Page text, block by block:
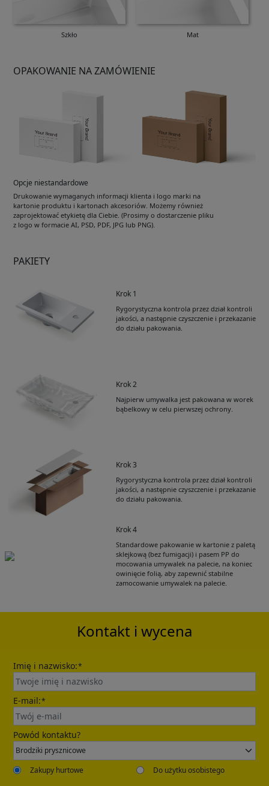
Szkło Mat
OPAKOWANIE NA ZAMÓWIENIE
Opcje niestandardowe
Drukowanie wymaganych informacji klienta i logo marki na
kartonie produktu i kartonach akcesoriów. Możemy również
zaprojektować etykietę dla Ciebie. (Prosimy o dostarczenie pliku
z logo w formacie AI, PSD, PDF, JPG lub PNG).
PAKIETY
Krok 1
Rygorystyczna kontrola przez dział kontroli
jakości, a następnie czyszczenie i przekazanie
do działu pakowania.
Krok 2
Najpierw umywalka jest pakowana w worek
bąbelkowy w celu pierwszej ochrony.
Krok 3
Rygorystyczna kontrola przez dział kontroli
jakości, a następnie czyszczenie i przekazanie
do działu pakowania.
Krok 4
Standardowe pakowanie w kartonie z paletą
sklejkową (bez fumigacji) i pasem PP do
mocowania umywalek na palecie, na koniec
owinięcie folią, aby zapewnić stabilne
zamocowanie umywalek na palecie.
Get Catalogue
Please leave your contact information,the
catalogue will be sent to your mailbox
Send
Kontakt i wycena
Imię i nazwisko:*
E-mail:*
Powód kontaktu?
Zakupy hurtowe Do użytku osobistego